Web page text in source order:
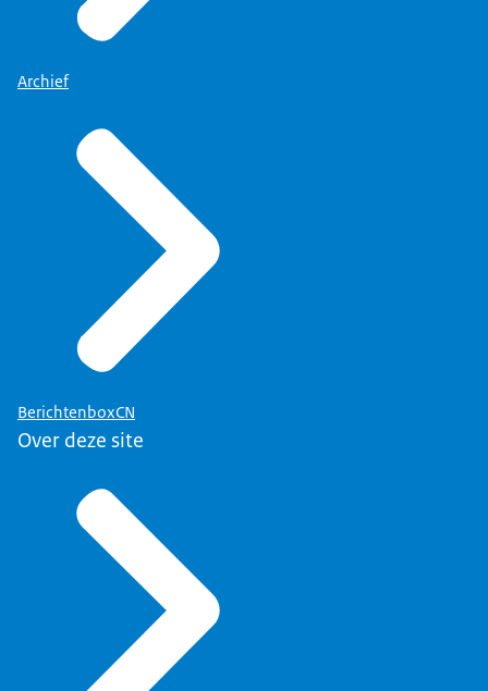
Archief
BerichtenboxCN
Over deze site